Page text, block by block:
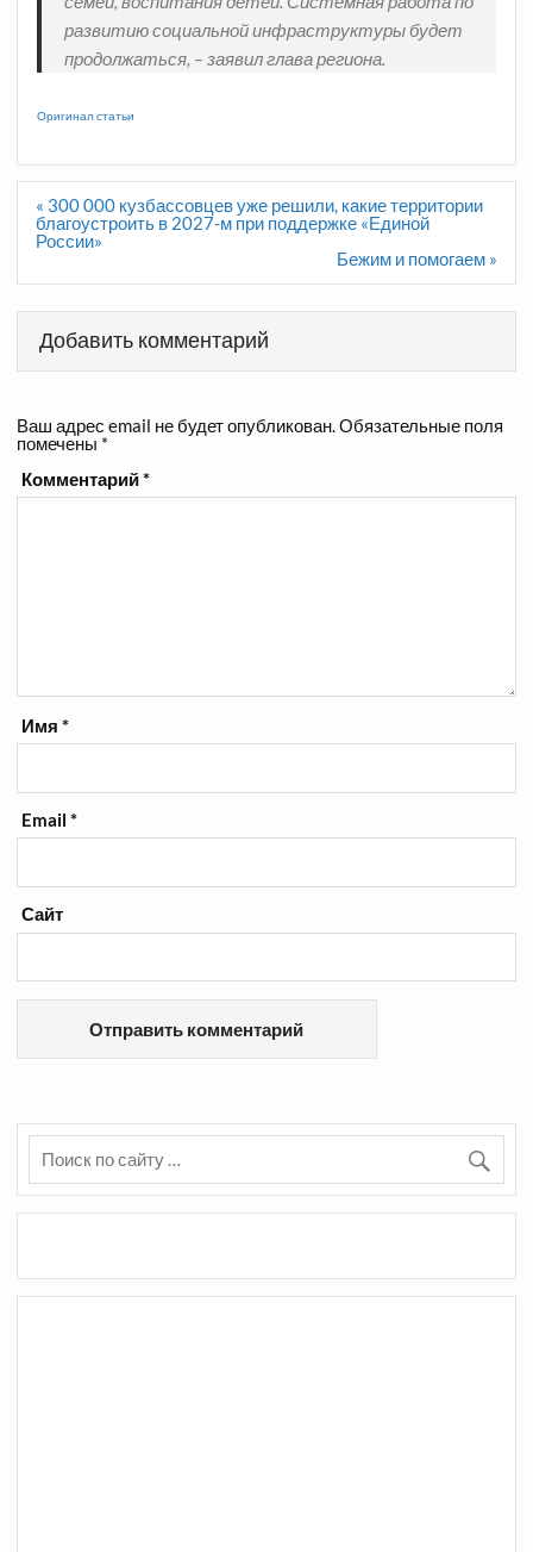
развитию социальной инфраструктуры будет
продолжаться, – заявил глава региона.
Оригинал статьи
Навигация
по
записям
« 300 000 кузбассовцев уже решили, какие территории
благоустроить в 2027-м при поддержке «Единой
России»
Бежим и помогаем »
Добавить комментарий
Ваш адрес email не будет опубликован. Обязательные поля
помечены *
Комментарий*
Имя*
Email*
Сайт